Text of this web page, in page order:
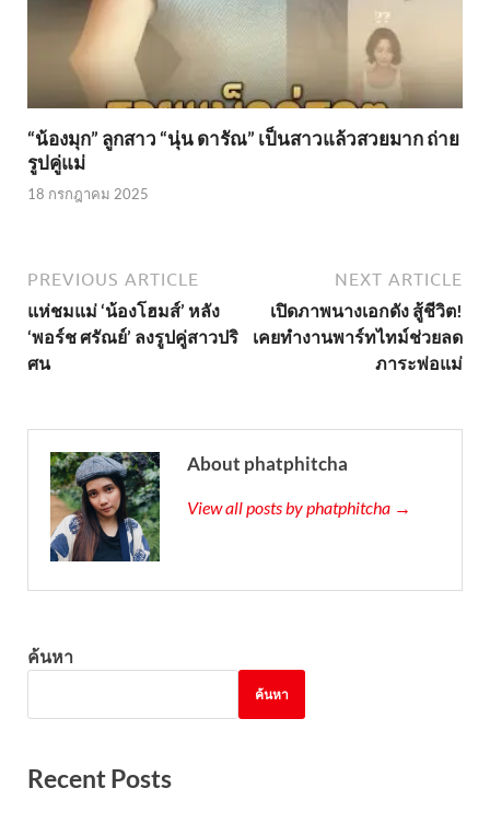
“น้องมุก” ลูกสาว “นุ่น ดารัณ” เป็นสาวแล้วสวยมาก ถ่าย
รูปคู่แม่
18 กรกฎาคม 2025
PREVIOUS ARTICLE
แห่ชมแม่ ‘น้องโฮมส์’ หลัง
‘พอร์ช ศรัณย์’ ลงรูปคู่สาวปริ
ศน
NEXT ARTICLE
เปิดภาพนางเอกดัง สู้ชีวิต!
เคยทำงานพาร์ทไทม์ช่วยลด
ภาระพ่อแม่
About phatphitcha
View all posts by phatphitcha →
ค้นหา
ค้นหา
Recent Posts